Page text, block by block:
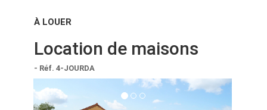
À LOUER
Location de maisons
- Réf. 4-JOURDA